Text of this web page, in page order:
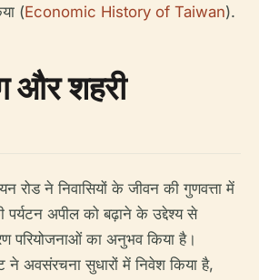
(Economic History of Taiwan).
और शहरी
रोड ने निवासियों के जीवन की गुणवत्ता में
अपील को बढ़ाने के उद्देश्य से
परियोजनाओं का अनुभव किया है।
ने अवसंरचना सुधारों में निवेश किया है,